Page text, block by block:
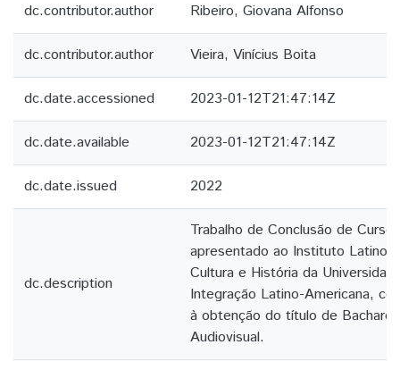
dc.contributor.author Ribeiro, Giovana Alfonso
dc.contributor.author Vieira, Vinícius Boita
dc.date.accessioned 2023-01-12T21:47:14Z
dc.date.available 2023-01-12T21:47:14Z
dc.date.issued 2022
dc.description
Trabalho de Conclusão de
apresentado ao Instituto Latino-
Cultura e História da
Integração Latino-Americana,
à obtenção do título de Bacharel
Audiovisual.